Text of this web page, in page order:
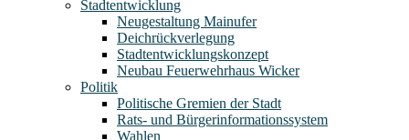
Stadtentwicklung
Neugestaltung Mainufer
Deichrückverlegung
Stadtentwicklungskonzept
Neubau Feuerwehrhaus Wicker
Politik
Politische Gremien der Stadt
Rats- und Bürgerinformationssystem
Wahlen